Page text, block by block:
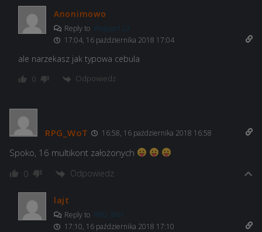
Anonimowo
Reply to Wojpias123
17:04, 16 października 2018 17:04
ale narzekasz jak typowa cebula
0 Odpowiedz
RPG_WoT 16:58, 16 października 2018 16:58
Spoko, 16 multikont założonych
0 Odpowiedz
lajt
Reply to RPG_WoT
17:10, 16 października 2018 17:10